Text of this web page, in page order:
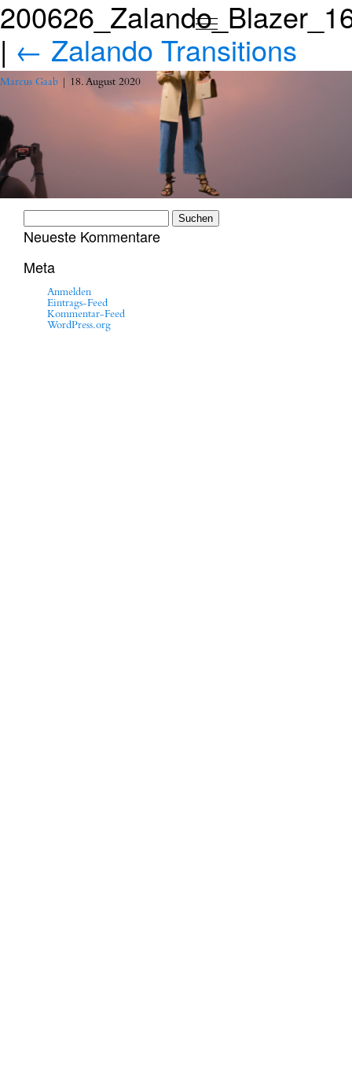
| ← Zalando Transitions
Marcus Gaab 18. August 2020
nach:
Neueste Kommentare
Meta
Anmelden
Eintrags-Feed
Kommentar-Feed
WordPress.org